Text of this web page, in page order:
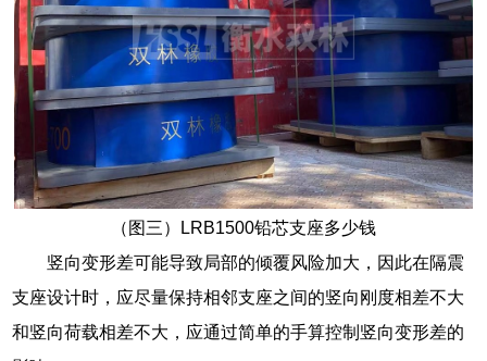
（图三）LRB1500铅芯支座多少钱
竖向变形差可能导致局部的倾覆风险加大，因此在隔震
支座设计时，应尽量保持相邻支座之间的竖向刚度相差不大
和竖向荷载相差不大，应通过简单的手算控制竖向变形差的